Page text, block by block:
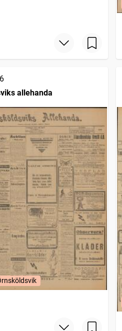
allehanda